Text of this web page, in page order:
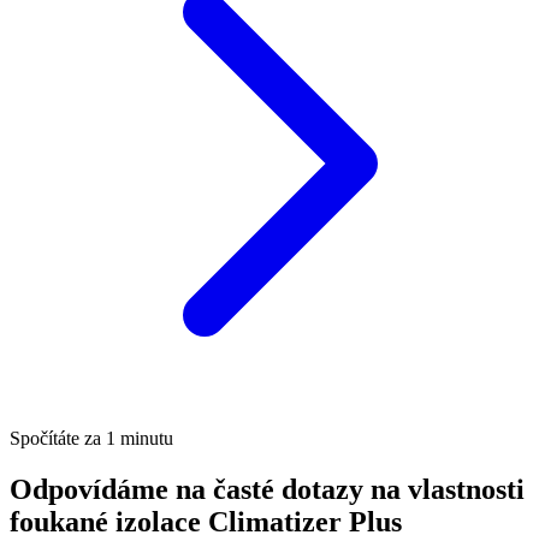
Spočítáte za 1 minutu
Odpovídáme na časté dotazy na vlastnosti
foukané izolace Climatizer Plus